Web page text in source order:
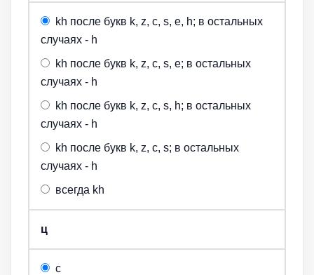
kh после букв k, z, c, s, e, h; в остальных
случаях - h
kh после букв k, z, c, s, e; в остальных
случаях - h
kh после букв k, z, c, s, h; в остальных
случаях - h
kh после букв k, z, c, s; в остальных
случаях - h
всегда kh
ц
c